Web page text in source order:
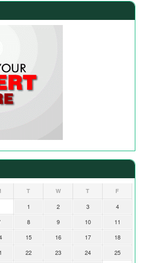
T W T F
1 2 3
4
8 9 10
11
15 16 17
18
22 23 24
25